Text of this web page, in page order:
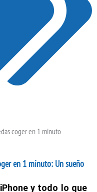
en 1 minuto: Un sueño
y todo lo que